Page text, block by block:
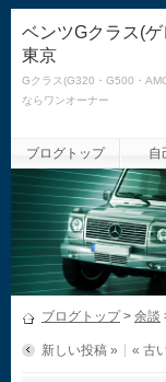
ベンツGクラス(
東京
Gクラス(G320・G500・
ならワンオーナー
ブログトップ 自
ブログトップ> 余談
新しい投稿 » « 古